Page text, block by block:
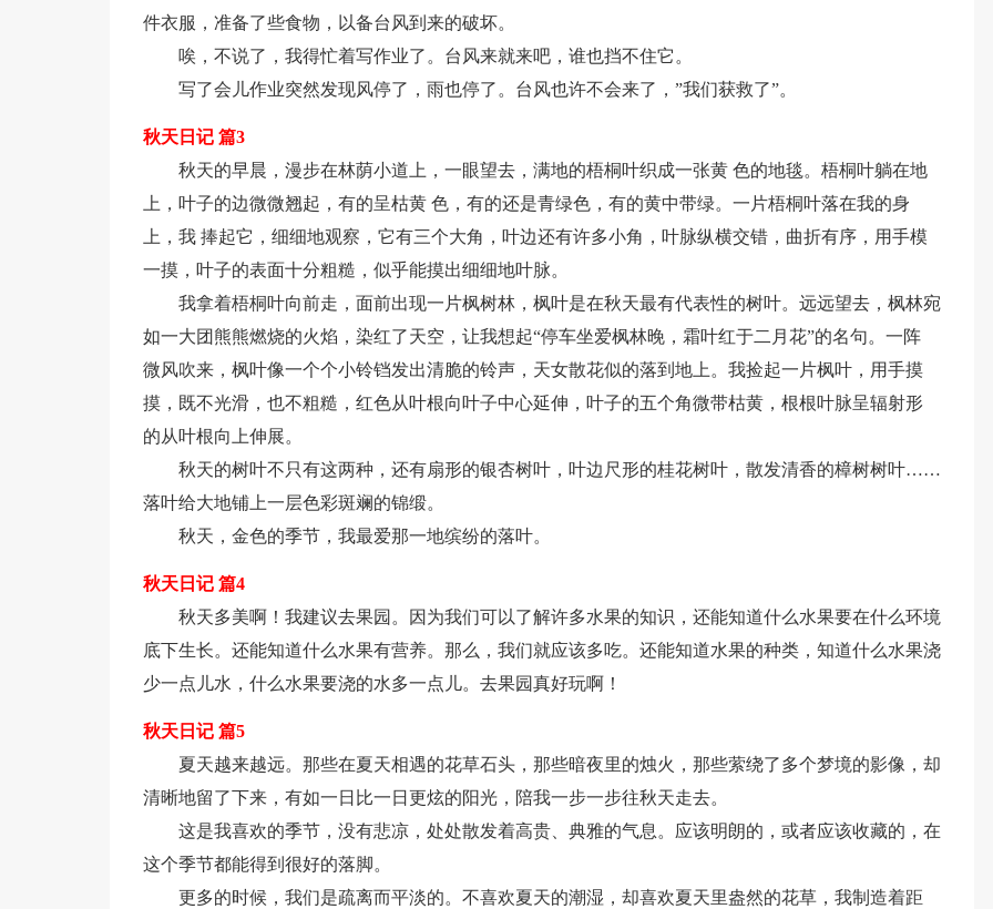
件衣服，准备了些食物，以备台风到来的破坏。
唉，不说了，我得忙着写作业了。台风来就来吧，谁也挡不住它。
写了会儿作业突然发现风停了，雨也停了。台风也许不会来了，”我们获救了”。
秋天日记 篇3
秋天的早晨，漫步在林荫小道上，一眼望去，满地的梧桐叶织成一张黄 色的地毯。梧桐叶躺在地
上，叶子的边微微翘起，有的呈枯黄 色，有的还是青绿色，有的黄中带绿。一片梧桐叶落在我的身
上，我 捧起它，细细地观察，它有三个大角，叶边还有许多小角，叶脉纵横交错，曲折有序，用手模
一摸，叶子的表面十分粗糙，似乎能摸出细细地叶脉。
我拿着梧桐叶向前走，面前出现一片枫树林，枫叶是在秋天最有代表性的树叶。远远望去，枫林宛
如一大团熊熊燃烧的火焰，染红了天空，让我想起“停车坐爱枫林晚，霜叶红于二月花”的名句。一阵
微风吹来，枫叶像一个个小铃铛发出清脆的铃声，天女散花似的落到地上。我捡起一片枫叶，用手摸
摸，既不光滑，也不粗糙，红色从叶根向叶子中心延伸，叶子的五个角微带枯黄，根根叶脉呈辐射形
的从叶根向上伸展。
秋天的树叶不只有这两种，还有扇形的银杏树叶，叶边尺形的桂花树叶，散发清香的樟树树叶……
落叶给大地铺上一层色彩斑斓的锦缎。
秋天，金色的季节，我最爱那一地缤纷的落叶。
秋天日记 篇4
秋天多美啊！我建议去果园。因为我们可以了解许多水果的知识，还能知道什么水果要在什么环境
底下生长。还能知道什么水果有营养。那么，我们就应该多吃。还能知道水果的种类，知道什么水果浇
少一点儿水，什么水果要浇的水多一点儿。去果园真好玩啊！
秋天日记 篇5
夏天越来越远。那些在夏天相遇的花草石头，那些暗夜里的烛火，那些萦绕了多个梦境的影像，却
清晰地留了下来，有如一日比一日更炫的阳光，陪我一步一步往秋天走去。
这是我喜欢的季节，没有悲凉，处处散发着高贵、典雅的气息。应该明朗的，或者应该收藏的，在
这个季节都能得到很好的落脚。
更多的时候，我们是疏离而平淡的。不喜欢夏天的潮湿，却喜欢夏天里盎然的花草，我制造着距